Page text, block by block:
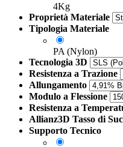
4Kg
Proprietà Materiale
Tipologia Materiale
PA (Nylon)
Tecnologia 3D
Resistenza a Trazione
Allungamento
Modulo a Flessione
Resistenza a
Allianz3D Tasso di
Supporto Tecnico